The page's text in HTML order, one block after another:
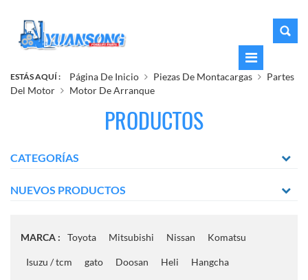
ESTÁS AQUÍ : Página De Inicio Piezas De Montacargas
Partes
Del Motor
Motor De Arranque
PRODUCTOS
CATEGORÍAS
NUEVOS PRODUCTOS
MARCA : Toyota Mitsubishi Nissan Komatsu
Isuzu / tcm gato Doosan Heli Hangcha